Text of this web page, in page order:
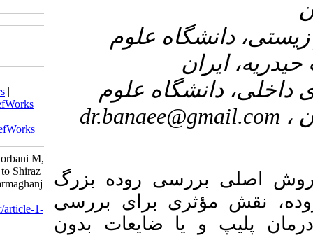
علوم
علوم
روده بزرگ
بررسی
بدون
BibTeX
EndNote |Medlars|
ProCite
Reference Manager
Send citation to:
Mendeley
RefWorks
Alizadeh Nayini M, Molvi A, Ghorbani M,
Banaei F. Two Centers Affiliated to Shiraz
University of Medical Sciences. armaghanj
URL:http://armaghanj.yums.ac.ir/article-1-
3458-fa.html